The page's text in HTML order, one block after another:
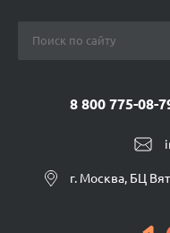
8 800 775-08-
г. Москва, БЦ